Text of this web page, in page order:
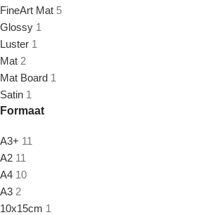
FineArt Mat 5
Glossy 1
Luster 1
Mat 2
Mat Board 1
Satin 1
Formaat
A3+ 11
A2 11
A4 10
A3 2
10x15cm 1